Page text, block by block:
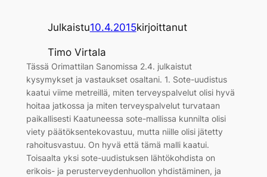
Julkaistu10.4.2015kirjoittanut
Timo Virtala
Tässä Orimattilan Sanomissa 2.4. julkaistut
kysymykset ja vastaukset osaltani. 1. Sote-uudistus
kaatui viime metreillä, miten terveyspalvelut olisi hyvä
hoitaa jatkossa ja miten terveyspalvelut turvataan
paikallisesti Kaatuneessa sote-mallissa kunnilta olisi
viety päätöksentekovastuu, mutta niille olisi jätetty
rahoitusvastuu. On hyvä että tämä malli kaatui.
Toisaalta yksi sote-uudistuksen lähtökohdista on
erikois- ja perusterveydenhuollon yhdistäminen, ja